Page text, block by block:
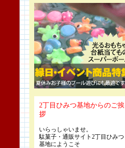
2丁目ひみつ基地からのご挨
拶
いらっしゃいませ。
駄菓子・通販サイト2丁目ひみつ
基地にようこそ